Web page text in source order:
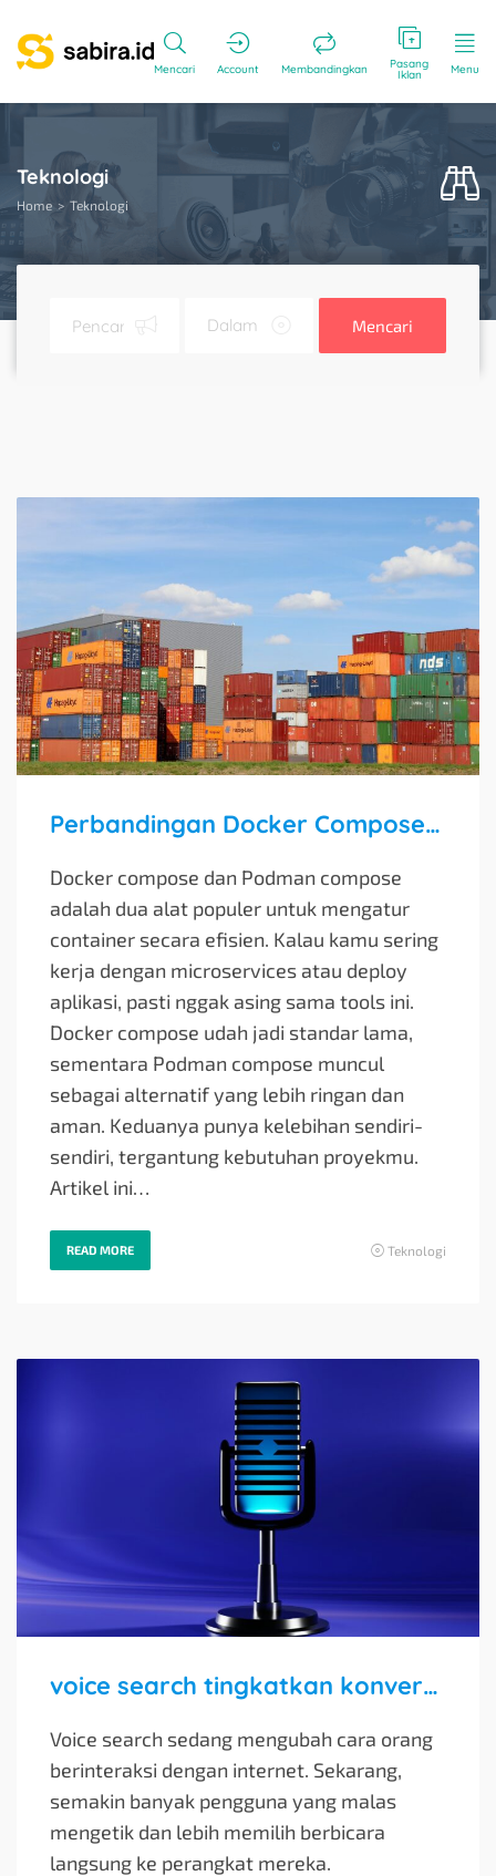
Mencari Account Membandingkan Pasang
Iklan Menu
Teknologi
Home Teknologi
Mencari
Perbandingan Docker Compose dan Podman Compose
Docker compose dan Podman compose
adalah dua alat populer untuk mengatur
container secara efisien. Kalau kamu sering
kerja dengan microservices atau deploy
aplikasi, pasti nggak asing sama tools ini.
Docker compose udah jadi standar lama,
sementara Podman compose muncul
sebagai alternatif yang lebih ringan dan
aman. Keduanya punya kelebihan sendiri-
sendiri, tergantung kebutuhan proyekmu.
Artikel ini…
READ MORE Teknologi
voice search tingkatkan konversi suara website Anda
Voice search sedang mengubah cara orang
berinteraksi dengan internet. Sekarang,
semakin banyak pengguna yang malas
mengetik dan lebih memilih berbicara
langsung ke perangkat mereka.